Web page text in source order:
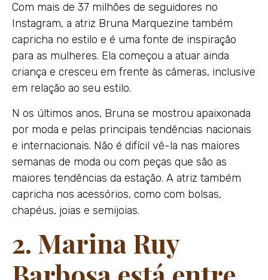
Com mais de 37 milhões de seguidores no
Instagram, a atriz Bruna Marquezine também
capricha no estilo e é uma fonte de inspiração
para as mulheres. Ela começou a atuar ainda
criança e cresceu em frente às câmeras, inclusive
em relação ao seu estilo.
N os últimos anos, Bruna se mostrou apaixonada
por moda e pelas principais tendências nacionais
e internacionais. Não é difícil vê-la nas maiores
semanas de moda ou com peças que são as
maiores tendências da estação. A atriz também
capricha nos acessórios, como com bolsas,
chapéus, joias e semijoias.
2. Marina Ruy